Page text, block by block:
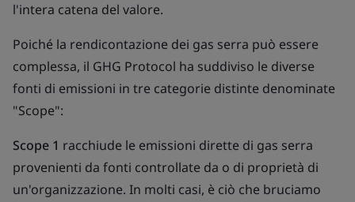
l'intera catena del valore.
Poiché la rendicontazione dei gas serra può essere
complessa, il GHG Protocol ha suddiviso le diverse
fonti di emissioni in tre categorie distinte denominate
"Scope":
Scope 1 racchiude le emissioni dirette di gas serra
provenienti da fonti controllate da o di proprietà di
un'organizzazione. In molti casi, è ciò che bruciamo